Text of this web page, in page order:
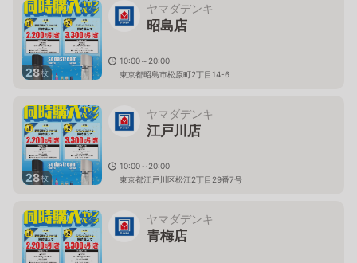
28枚
ヤマダデンキ
昭島店
10:00～20:00
東京都昭島市松原町2丁目14-6
28枚
ヤマダデンキ
江戸川店
10:00～20:00
東京都江戸川区松江2丁目29番7号
ヤマダデンキ
青梅店